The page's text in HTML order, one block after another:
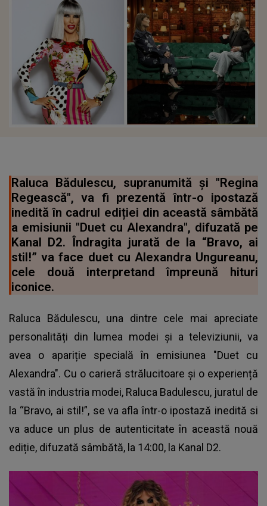
Raluca Bădulescu, supranumită și "Regina
Regească", va fi prezentă într-o ipostază
inedită în cadrul ediției din această sâmbătă
a emisiunii "Duet cu Alexandra", difuzată pe
Kanal D2. Îndragita jurată de la “Bravo, ai
stil!” va face duet cu Alexandra Ungureanu,
cele două interpretand împreună hituri
iconice.
Raluca Bădulescu, una dintre cele mai apreciate
personalități din lumea modei și a televiziunii, va
avea o apariție specială în emisiunea "Duet cu
Alexandra". Cu o carieră strălucitoare și o experiență
vastă în industria modei, Raluca Badulescu, juratul de
la “Bravo, ai stil!”, se va afla într-o ipostază inedită si
va aduce un plus de autenticitate în această nouă
ediție, difuzată sâmbătă, la 14:00, la Kanal D2.